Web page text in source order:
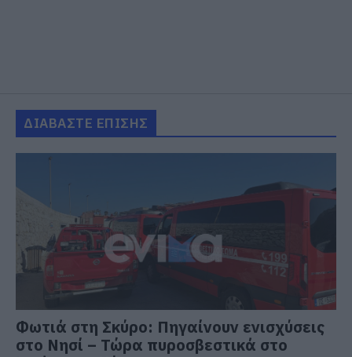
ΔΙΑΒΑΣΤΕ ΕΠΙΣΗΣ
Φωτιά στη Σκύρο: Πηγαίνουν ενισχύσεις
στο Νησί – Τώρα πυροσβεστικά στο